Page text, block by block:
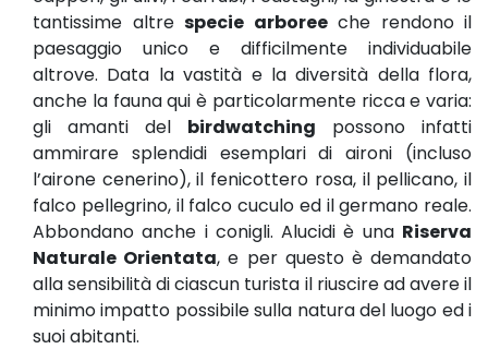
tantissime altre specie arboreeche rendono il
paesaggio unico e difficilmente individuabile
altrove. Data la vastità e la diversità della flora,
anche la fauna qui è particolarmente ricca e varia:
gli amanti del birdwatching possono infatti
ammirare splendidi esemplari di aironi (incluso
l’airone cenerino), il fenicottero rosa, il pellicano, il
falco pellegrino, il falco cuculo ed il germano reale.
Abbondano anche i conigli. Alucidi è una Riserva
Naturale Orientata, e per questo è demandato
alla sensibilità di ciascun turista il riuscire ad avere il
minimo impatto possibile sulla natura del luogo ed i
suoi abitanti.